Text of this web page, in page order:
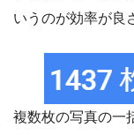
いうのが効率が良
複数枚の写真の一